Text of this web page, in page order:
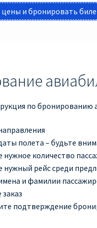
и бронировать
по бронированию
полета – будьте
нужное количество
нужный рейс среди
и фамилии
подтверждение